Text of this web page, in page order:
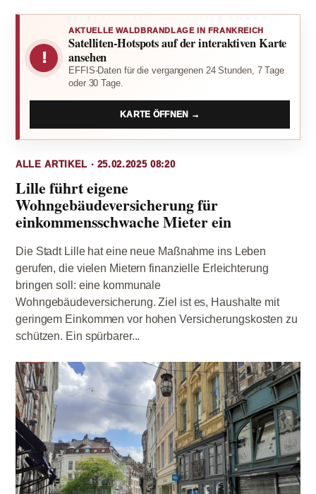
!
AKTUELLE WALDBRANDLAGE IN FRANKREICH
Satelliten-Hotspots auf der interaktiven Karte
ansehen
EFFIS-Daten für die vergangenen 24 Stunden, 7 Tage
oder 30 Tage.
KARTE ÖFFNEN →
ALLE ARTIKEL · 25.02.2025 08:20
Lille führt eigene
Wohngebäudeversicherung für
einkommensschwache Mieter ein
Die Stadt Lille hat eine neue Maßnahme ins Leben
gerufen, die vielen Mietern finanzielle Erleichterung
bringen soll: eine kommunale
Wohngebäudeversicherung. Ziel ist es, Haushalte mit
geringem Einkommen vor hohen Versicherungskosten zu
schützen. Ein spürbarer...